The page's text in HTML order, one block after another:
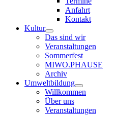
Anfahrt
Kontakt
Kultur
Das sind wir
Veranstaltungen
Sommerfest
MIWO.PHAUSE
Archiv
Umweltbildung
Willkommen
Über uns
Veranstaltungen